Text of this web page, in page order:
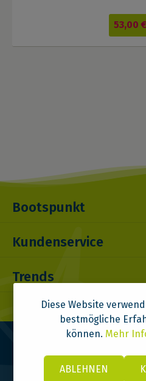
53,00
Bootspunkt
Kundenservice
Trends
Diese Website
bestmögliche
können. Mehr
ABLEHNEN